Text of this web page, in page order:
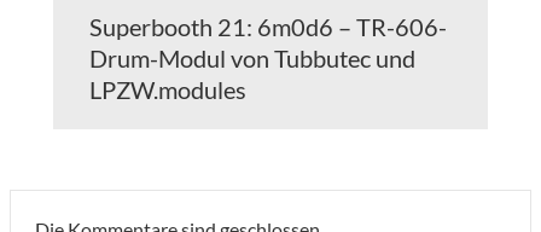
Superbooth 21: 6m0d6 – TR-606-
Drum-Modul von Tubbutec und
LPZW.modules